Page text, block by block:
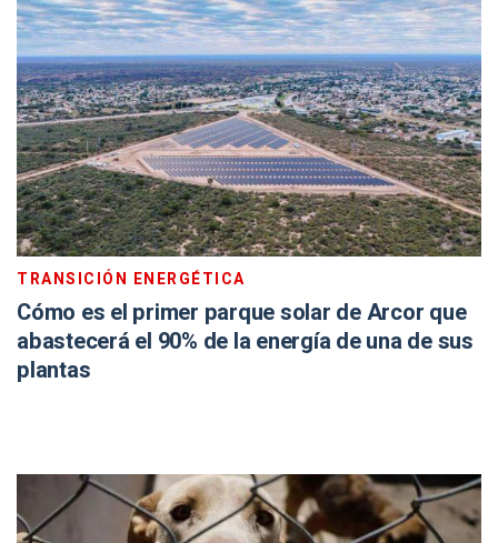
TRANSICIÓN ENERGÉTICA
Cómo es el primer parque solar de Arcor que
abastecerá el 90% de la energía de una de sus
plantas